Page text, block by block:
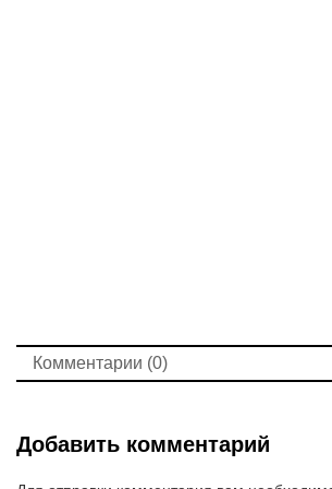
Комментарии (0)
Добавить комментарий